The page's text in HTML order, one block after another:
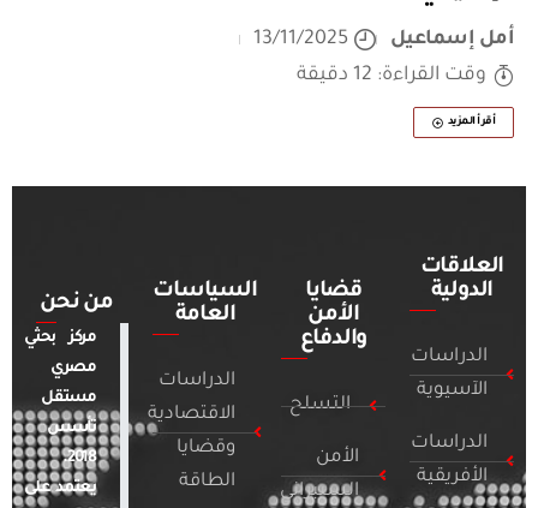
أمل إسماعيل
13/11/2025
وقت القراءة: 12 دقيقة
أقرأ المزيد
العلاقات
الدولية
الدراسات
الآسيوية
الدراسات
الأفريقية
قضايا
الأمن
والدفاع
التسلح
الأمن
السيبراني
السياسات
العامة
الدراسات
الاقتصادية
وقضايا
الطاقة
من نحن
مركز بحثي
مصري
مستقل
تأسس
2018.
يعتمد على